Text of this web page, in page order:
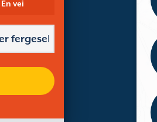
En vei